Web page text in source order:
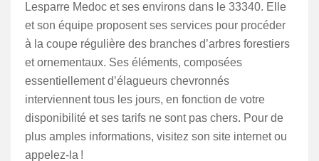
Lesparre Medoc et ses environs dans le 33340. Elle
et son équipe proposent ses services pour procéder
à la coupe régulière des branches d’arbres forestiers
et ornementaux. Ses éléments, composées
essentiellement d’élagueurs chevronnés
interviennent tous les jours, en fonction de votre
disponibilité et ses tarifs ne sont pas chers. Pour de
plus amples informations, visitez son site internet ou
appelez-la !